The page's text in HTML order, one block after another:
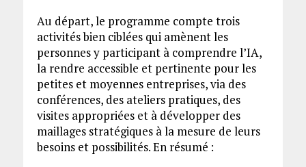
Au départ, le programme compte trois
activités bien ciblées qui amènent les
personnes y participant à comprendre l’IA,
la rendre accessible et pertinente pour les
petites et moyennes entreprises, via des
conférences, des ateliers pratiques, des
visites appropriées et à développer des
maillages stratégiques à la mesure de leurs
besoins et possibilités. En résumé :